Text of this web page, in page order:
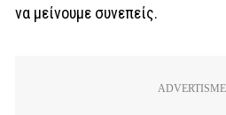
να μείνουμε συνεπείς.